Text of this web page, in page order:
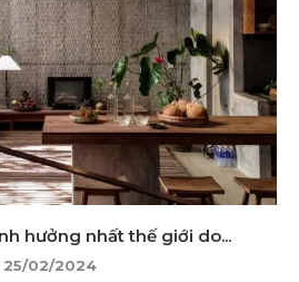
hưởng nhất thế giới do...
25/02/2024